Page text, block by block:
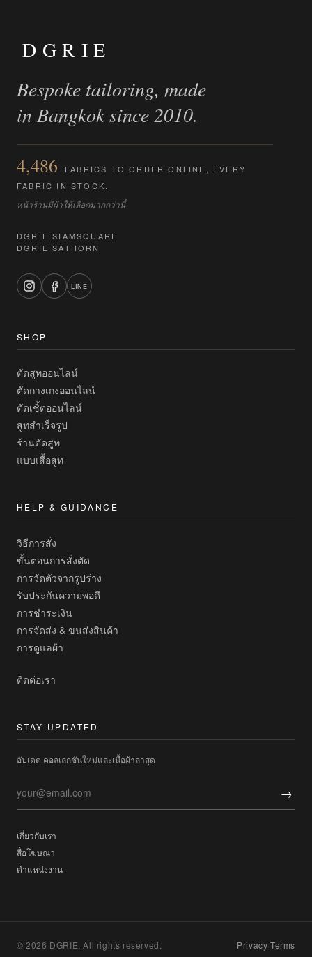
DGRIE
Bespoke tailoring, made
in Bangkok since 2010.
4,486
FABRICS TO ORDER ONLINE, EVERY
FABRIC IN STOCK.
หน้าร้านมีผ้าให้เลือกมากกว่านี้
DGRIE SIAMSQUARE
DGRIE SATHORN
LINE
SHOP
ตัดสูทออนไลน์
ตัดกางเกงออนไลน์
ตัดเชิ้ตออนไลน์
สูทสำเร็จรูป
ร้านตัดสูท
แบบเสื้อสูท
HELP & GUIDANCE
วิธีการสั่ง
ขั้นตอนการสั่งตัด
การวัดตัวจากรูปร่าง
รับประกันความพอดี
การชำระเงิน
การจัดส่ง & ขนส่งสินค้า
การดูแลผ้า
ติดต่อเรา
STAY UPDATED
อัปเดต คอลเลกชันใหม่และเนื้อผ้าล่าสุด
→
เกี่ยวกับเรา
สื่อโฆษณา
ตำแหน่งงาน
© 2026 DGRIE. All rights reserved. Privacy·Terms